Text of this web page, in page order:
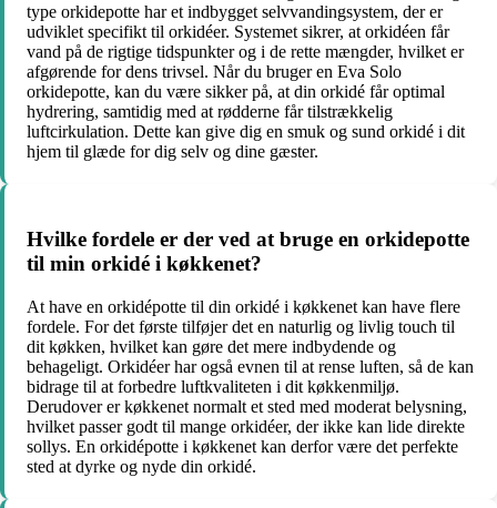
type orkidepotte har et indbygget selvvandingsystem, der er
udviklet specifikt til orkidéer. Systemet sikrer, at orkidéen får
vand på de rigtige tidspunkter og i de rette mængder, hvilket er
afgørende for dens trivsel. Når du bruger en Eva Solo
orkidepotte, kan du være sikker på, at din orkidé får optimal
hydrering, samtidig med at rødderne får tilstrækkelig
luftcirkulation. Dette kan give dig en smuk og sund orkidé i dit
hjem til glæde for dig selv og dine gæster.
Hvilke fordele er der ved at bruge en orkidepotte
til min orkidé i køkkenet?
At have en orkidépotte til din orkidé i køkkenet kan have flere
fordele. For det første tilføjer det en naturlig og livlig touch til
dit køkken, hvilket kan gøre det mere indbydende og
behageligt. Orkidéer har også evnen til at rense luften, så de kan
bidrage til at forbedre luftkvaliteten i dit køkkenmiljø.
Derudover er køkkenet normalt et sted med moderat belysning,
hvilket passer godt til mange orkidéer, der ikke kan lide direkte
sollys. En orkidépotte i køkkenet kan derfor være det perfekte
sted at dyrke og nyde din orkidé.